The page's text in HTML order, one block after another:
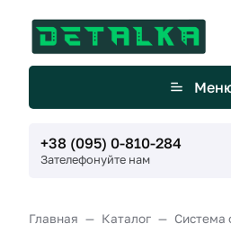
+38 (095) 0-810-284
Зателефонуйте нам
Главная Каталог Система